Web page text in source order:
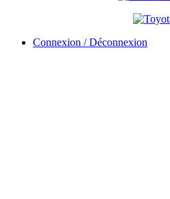
Connexion / Déconnexion